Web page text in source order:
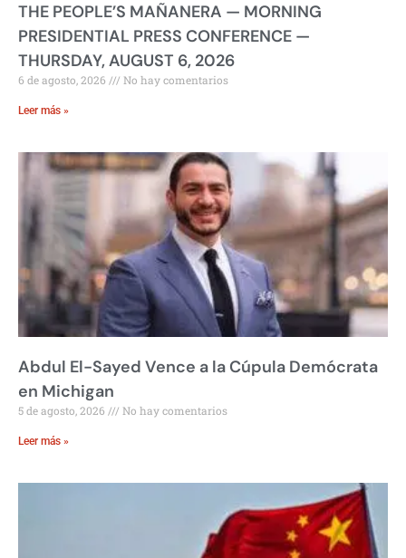
THE PEOPLE’S MAÑANERA — MORNING
PRESIDENTIAL PRESS CONFERENCE —
THURSDAY, AUGUST 6, 2026
6 de agosto, 2026 No hay comentarios
Leer más »
Abdul El-Sayed Vence a la Cúpula Demócrata
en Michigan
5 de agosto, 2026 No hay comentarios
Leer más »